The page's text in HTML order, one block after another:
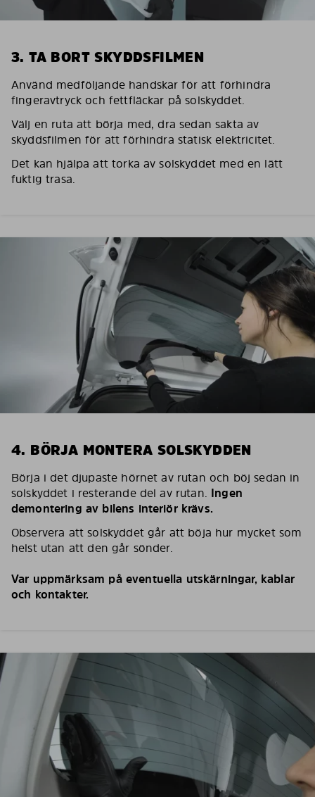
3. TA BORT SKYDDSFILMEN
Använd medföljande handskar för att förhindra
fingeravtryck och fettfläckar på solskyddet.
Välj en ruta att börja med, dra sedan sakta av
skyddsfilmen för att förhindra statisk elektricitet.
Det kan hjälpa att torka av solskyddet med en lätt
fuktig trasa.
4. BÖRJA MONTERA SOLSKYDDEN
Börja i det djupaste hörnet av rutan och böj sedan in
solskyddet i resterande del av rutan. Ingen
demontering av bilens interiör krävs.
Observera att solskyddet går att böja hur mycket som
helst utan att den går sönder.
Var uppmärksam på eventuella utskärningar, kablar
och kontakter.